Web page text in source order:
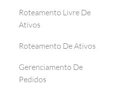
Roteamento Livre De
Ativos
Roteamento De Ativos
Gerenciamento De
Pedidos